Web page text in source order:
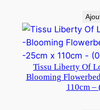
Tissu Liberty Of
Blooming
110cm –